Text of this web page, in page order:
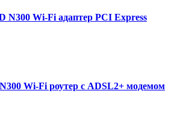
N300 Wi-Fi адаптер PCI Express
Wi-Fi роутер с ADSL2+ модемом